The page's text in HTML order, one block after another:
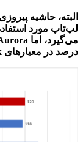
درصد در معیارهای 3DMark سریع‌تر است.